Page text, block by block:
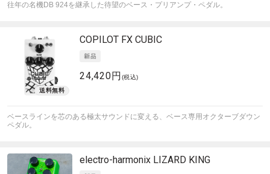
往年の名機DB 924を継承した待望のベース・プリアンプ・ペダル。
COPILOT FX CUBIC
24,420円 (税込)
ベースラインを芯のある極太サウンドに変える、ベース専用オクターブダウン
ペダル。
electro-harmonix LIZARD KING